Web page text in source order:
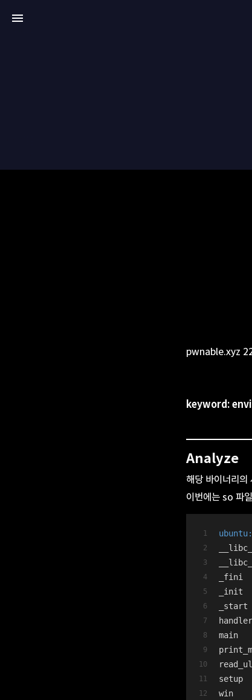
pwnable.xyz
keyword:
Analyze
해당 바이너리의
이번에는 so 파
ubuntu:
_fini
_init
_start
handler
main
setup
win